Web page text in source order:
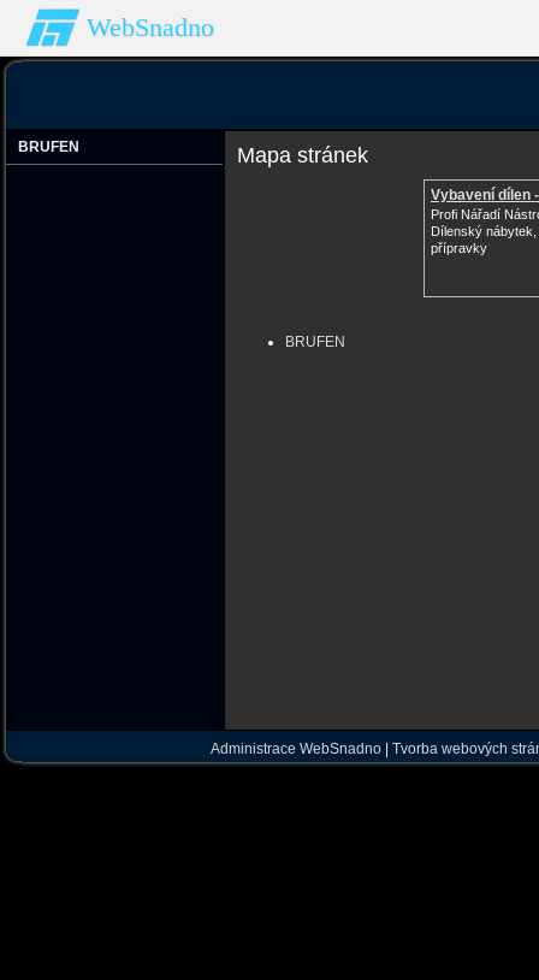
WebSnadno
BRUFEN Mapa stránek
Vybavení dílen
Profi Nářadí
Dílenský
přípravky
BRUFEN
Administrace WebSnadno Tvorba webových